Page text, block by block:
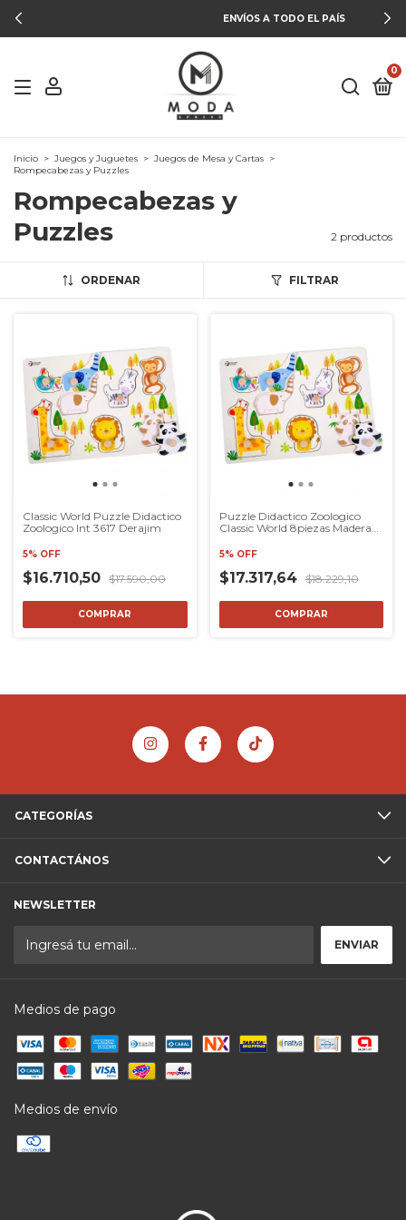
ENVÍOS A TODO EL PAÍS
0
Inicio > Juegos y Juguetes > Juegos de Mesa y Cartas >
Rompecabezas y Puzzles
Rompecabezas y
Puzzles
2 productos
ORDENAR FILTRAR
Classic World Puzzle Didactico
Zoologico Int 3617 Derajim
5% OFF
$16.710,50 $17.590,00
Puzzle Didactico Zoologico
Classic World 8piezas Madera
5% OFF
$17.317,64 $18.229,10
CATEGORÍAS
CONTACTÁNOS
NEWSLETTER
Medios de pago
Medios de envío